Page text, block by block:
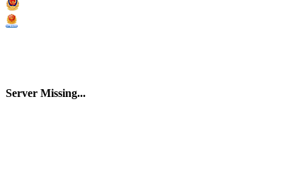
Server Missing...